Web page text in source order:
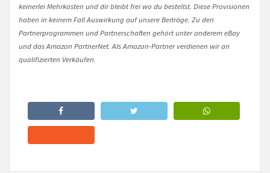
keinerlei Mehrkosten und dir bleibt frei wo du bestellst. Diese Provisionen
haben in keinem Fall Auswirkung auf unsere Beiträge. Zu den
Partnerprogrammen und Partnerschaften gehört unter anderem eBay
und das Amazon PartnerNet. Als Amazon-Partner verdienen wir an
qualifizierten Verkäufen.